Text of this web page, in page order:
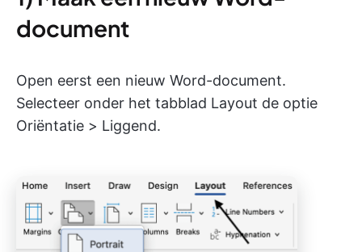
document
Open eerst een nieuw Word-document.
Selecteer onder het tabblad Layout de optie
Oriëntatie > Liggend.